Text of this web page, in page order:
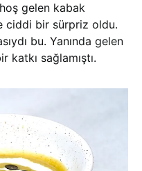
gelen kabak
ciddi bir sürpriz oldu.
bu. Yanında gelen
katkı sağlamıştı.